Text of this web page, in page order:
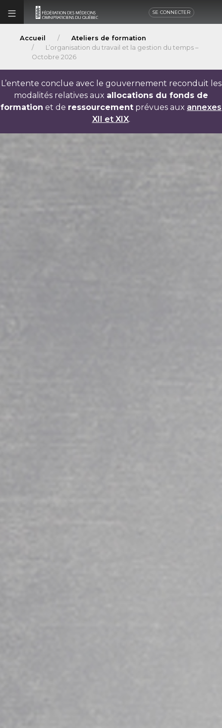
SE CONNECTER
Accueil
Ateliers de formation
L’organisation du travail et la gestion du temps –
Octobre 2026
L’entente conclue avec le gouvernement reconduit les
modalités relatives aux allocations du fonds de
formation et de ressourcement prévues aux annexes
XII et XIX.